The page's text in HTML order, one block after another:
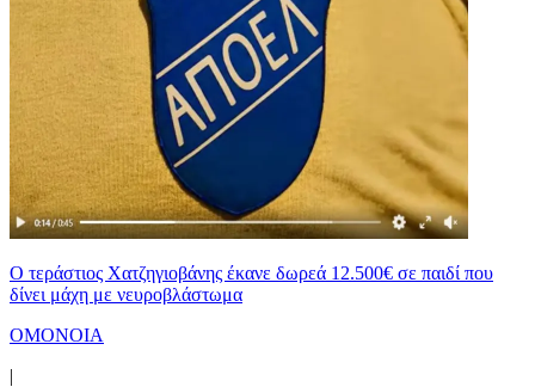
Ο τεράστιος Χατζηγιοβάνης έκανε δωρεά 12.500€ σε παιδί που
δίνει μάχη με νευροβλάστωμα
ΟΜΟΝΟΙΑ
|